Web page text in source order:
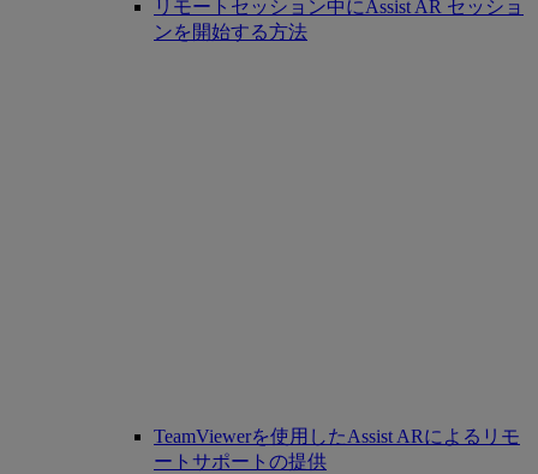
リモートセッション中にAssist AR セッショ
ンを開始する方法
TeamViewerを使用したAssist ARによるリモ
ートサポートの提供